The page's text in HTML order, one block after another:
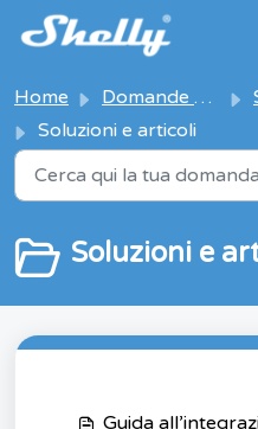
Salta al contenuto
Home Domande Frequenti (FAQ)
Soluzioni e articoli
Soluzioni e
Guida